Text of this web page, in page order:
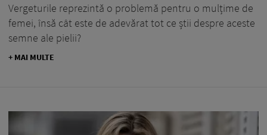
Vergeturile reprezintă o problemă pentru o mulțime de
femei, însă cât este de adevărat tot ce știi despre aceste
semne ale pielii?
+ MAI MULTE